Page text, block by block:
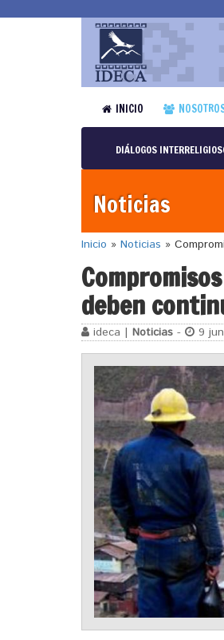
INICIO
DIÁLOGOS
Noticias
Inicio » Noticias »
deben
ideca | Noticias - 9